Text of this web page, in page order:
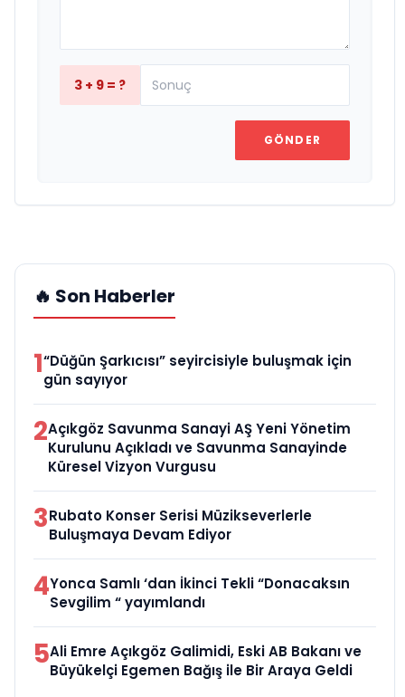
3 + 9 = ?
GÖNDER
🔥 Son Haberler
1“Düğün Şarkıcısı” seyircisiyle buluşmak için
gün sayıyor
2Açıkgöz Savunma Sanayi AŞ Yeni Yönetim
Kurulunu Açıkladı ve Savunma Sanayinde
Küresel Vizyon Vurgusu
3Rubato Konser Serisi Müzikseverlerle
Buluşmaya Devam Ediyor
4Yonca Samlı ‘dan İkinci Tekli “Donacaksın
Sevgilim “ yayımlandı
5Ali Emre Açıkgöz Galimidi, Eski AB Bakanı ve
Büyükelçi Egemen Bağış ile Bir Araya Geldi